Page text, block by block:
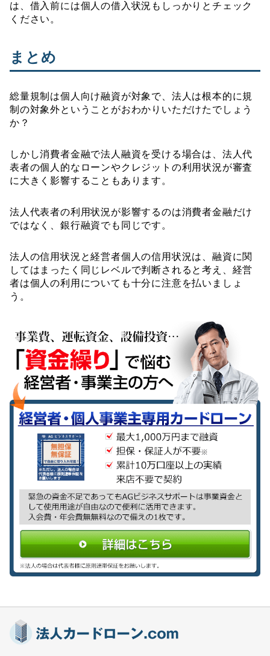
は、借入前には個人の借入状況もしっかりとチェック
ください。
まとめ
総量規制は個人向け融資が対象で、法人は根本的に規
制の対象外ということがおわかりいただけたでしょう
か？
しかし消費者金融で法人融資を受ける場合は、法人代
表者の個人的なローンやクレジットの利用状況が審査
に大きく影響することもあります。
法人代表者の利用状況が影響するのは消費者金融だけ
ではなく、銀行融資でも同じです。
法人の信用状況と経営者個人の信用状況は、融資に関
してはまったく同じレベルで判断されると考え、経営
者は個人の利用についても十分に注意を払いましょ
う。